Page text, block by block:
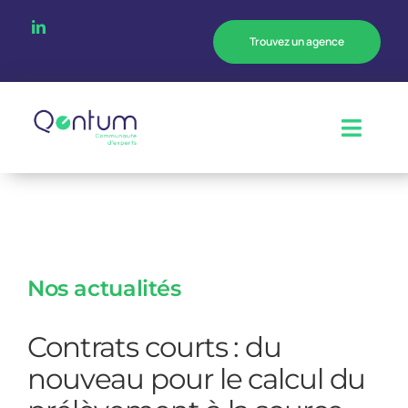
Trouvez un agence
Notre entreprise
Votre métier
Nos actualités
Nos actualités
Contrats courts : du
nouveau pour le calcul du